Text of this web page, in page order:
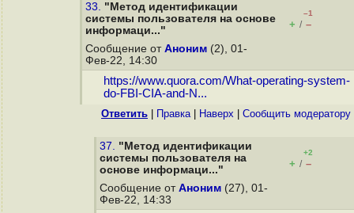
33. "Метод идентификации
системы пользователя на основе
информаци..."
–1
+ / –
Сообщение от Аноним (2), 01-
Фев-22, 14:30
https://www.quora.com/What-operating-system-
do-FBI-CIA-and-N...
Ответить Правка| Наверх Cообщить модератору
37. "Метод идентификации
системы пользователя на
основе информаци..."
+2
+ / –
Сообщение от Аноним (27), 01-
Фев-22, 14:33